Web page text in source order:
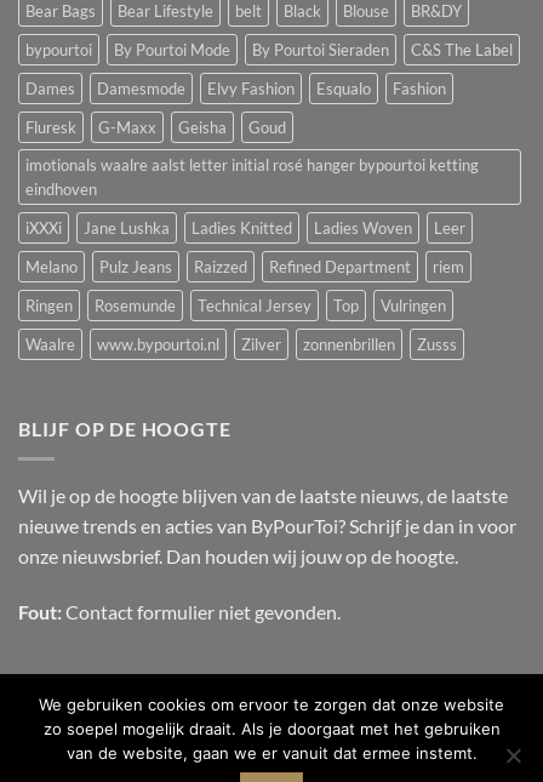
Bear Bags
Bear Lifestyle belt Black Blouse
BR&DY
bypourtoi
By Pourtoi Mode By Pourtoi Sieraden
C&S The Label
Dames
Damesmode Elvy Fashion Esqualo
Fashion
Fluresk
G-Maxx Geisha
Goud
imotionals waalre aalst letter initial rosé hanger bypourtoi ketting
eindhoven
iXXXi
Jane Lushka Ladies Knitted Ladies Woven
Leer
Melano
Pulz Jeans Raizzed Refined Department
riem
Ringen
Rosemunde Technical Jersey Top
Vulringen
Waalre
www.bypourtoi.nl Zilver zonnenbrillen Zusss
BLIJF OP DE HOOGTE
Wil je op de hoogte blijven van de laatste nieuws, de laatste
nieuwe trends en acties van ByPourToi? Schrijf je dan in voor
onze nieuwsbrief. Dan houden wij jouw op de hoogte.
Fout: Contact formulier niet gevonden.
OVER ONS
We gebruiken cookies om ervoor te zorgen dat onze website
zo soepel mogelijk draait. Als je doorgaat met het gebruiken
van de website, gaan we er vanuit dat ermee instemt.